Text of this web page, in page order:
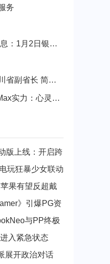
务
2025年宁夏地震最新消息：1月2日银川发生4.8级地震
黄彦蓉和陈文华辞任四川省副省长 简历资料照片
PG世界珍宝馆见证M4Max实力：心灵杀手2竟轻松跑出80FPS！
版上线：开启跨
玩狂暴少女联动
果有望反超戴
》引爆PG资
与PP终极
入紧急状态
展开政治对话